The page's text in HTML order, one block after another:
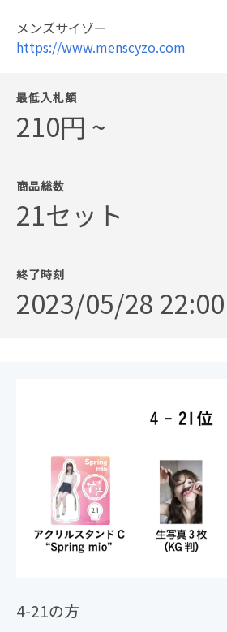
メンズサイゾー
https://www.menscyzo.com
最低入札額
210円 ~
商品総数
21セット
終了時刻
2023/05/28 22:00
4-21の方